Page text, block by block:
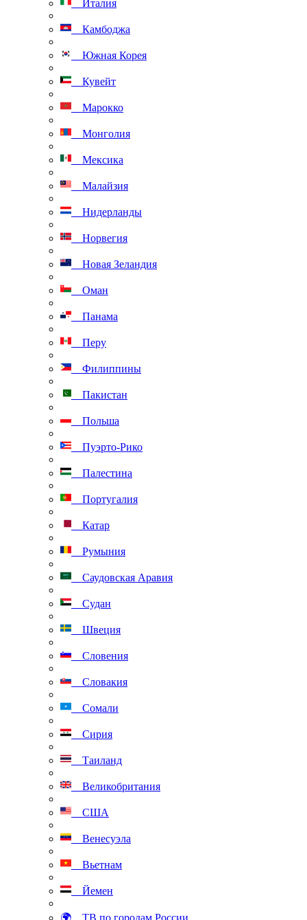
Италия
Камбоджа
Южная Корея
Кувейт
Марокко
Монголия
Мексика
Малайзия
Нидерланды
Норвегия
Новая Зеландия
Оман
Панама
Перу
Филиппины
Пакистан
Польша
Пуэрто-Рико
Палестина
Португалия
Катар
Румыния
Саудовская Аравия
Судан
Швеция
Словения
Словакия
Сомали
Сирия
Таиланд
Великобритания
США
Венесуэла
Вьетнам
Йемен
🌍 ТВ по городам России